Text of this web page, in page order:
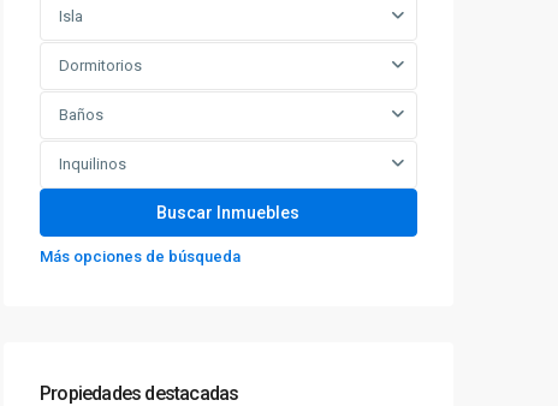
Isla
Dormitorios
Baños
Inquilinos
Más opciones de búsqueda
Propiedades destacadas